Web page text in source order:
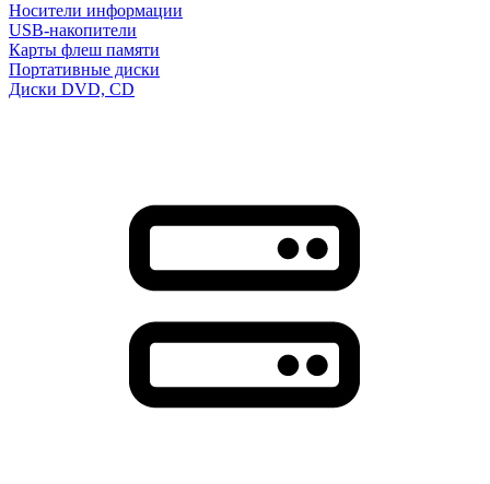
Носители информации
USB-накопители
Карты флеш памяти
Портативные диски
Диски DVD, CD